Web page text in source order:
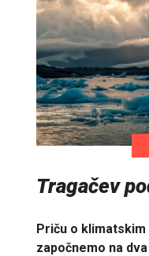
Tragačev
Priču o
započnemo na